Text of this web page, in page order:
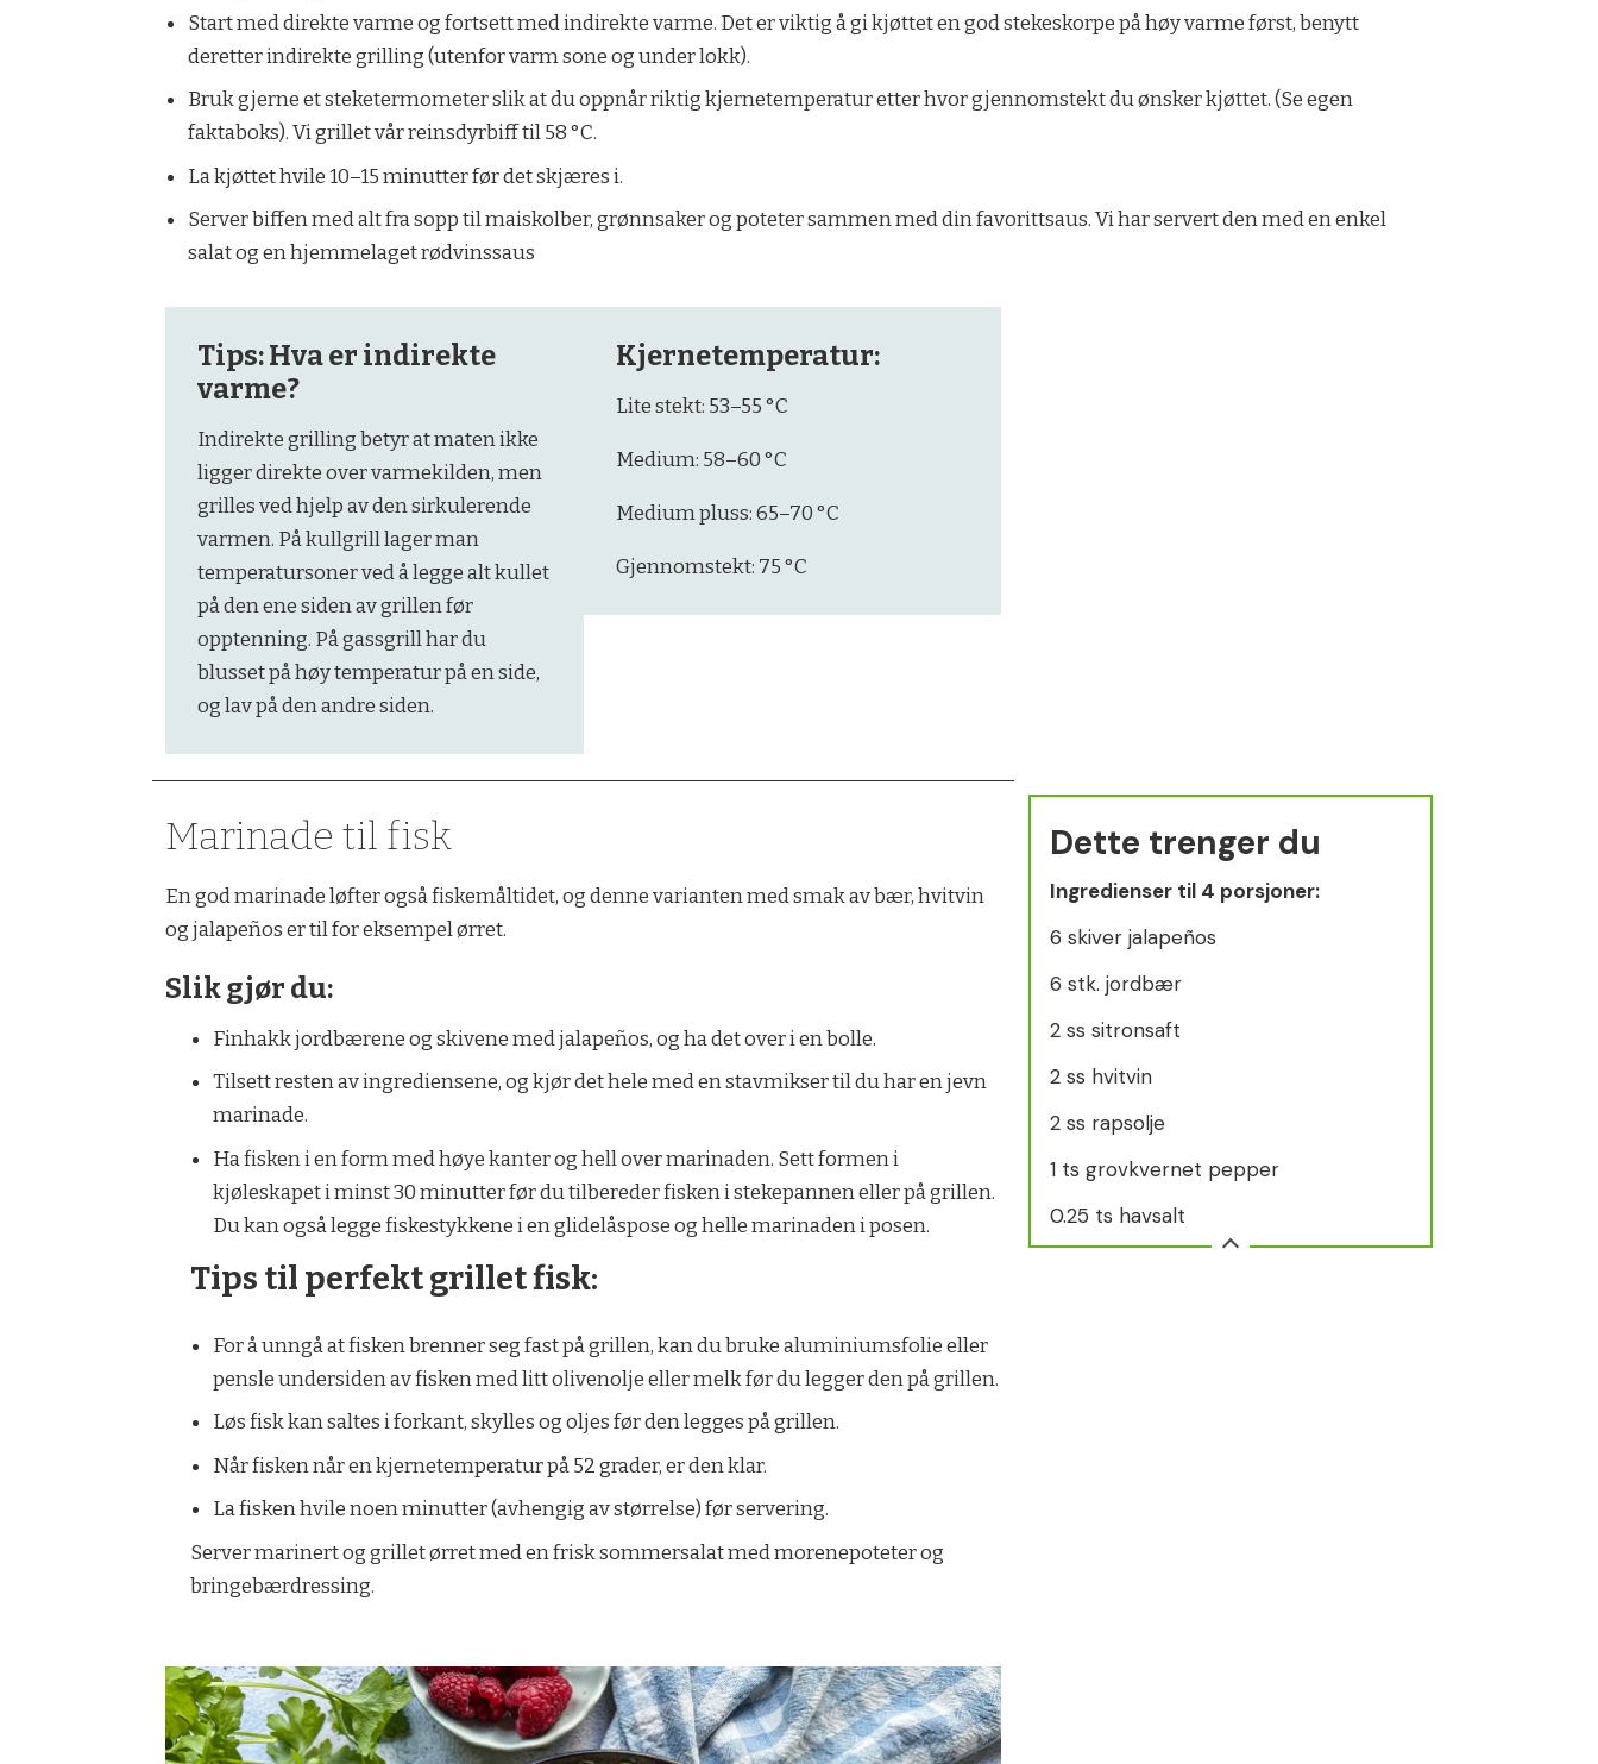
Start med direkte varme og fortsett med indirekte varme. Det er viktig å gi kjøttet en god stekeskorpe på høy varme først, benytt
deretter indirekte grilling (utenfor varm sone og under lokk).
Bruk gjerne et steketermometer slik at du oppnår riktig kjernetemperatur etter hvor gjennomstekt du ønsker kjøttet. (Se egen
faktaboks). Vi grillet vår reinsdyrbiff til 58 °C.
La kjøttet hvile 10–15 minutter før det skjæres i.
Server biffen med alt fra sopp til maiskolber, grønnsaker og poteter sammen med din favorittsaus. Vi har servert den med en enkel
salat og en hjemmelaget rødvinssaus
Tips: Hva er indirekte
varme?
Indirekte grilling betyr at maten ikke
ligger direkte over varmekilden, men
grilles ved hjelp av den sirkulerende
varmen. På kullgrill lager man
temperatursoner ved å legge alt kullet
på den ene siden av grillen før
opptenning. På gassgrill har du
blusset på høy temperatur på en side,
og lav på den andre siden.
Kjernetemperatur:
Lite stekt: 53–55 °C
Medium: 58–60 °C
Medium pluss: 65–70 °C
Gjennomstekt: 75 °C
Marinade til fisk
En god marinade løfter også fiskemåltidet, og denne varianten med smak av bær, hvitvin
og jalapeños er til for eksempel ørret.
Slik gjør du:
Finhakk jordbærene og skivene med jalapeños, og ha det over i en bolle.
Tilsett resten av ingrediensene, og kjør det hele med en stavmikser til du har en jevn
marinade.
Ha fisken i en form med høye kanter og hell over marinaden. Sett formen i
kjøleskapet i minst 30 minutter før du tilbereder fisken i stekepannen eller på grillen.
Du kan også legge fiskestykkene i en glidelåspose og helle marinaden i posen.
Tips til perfekt grillet fisk:
For å unngå at fisken brenner seg fast på grillen, kan du bruke aluminiumsfolie eller
pensle undersiden av fisken med litt olivenolje eller melk før du legger den på grillen.
Løs fisk kan saltes i forkant, skylles og oljes før den legges på grillen.
Når fisken når en kjernetemperatur på 52 grader, er den klar.
La fisken hvile noen minutter (avhengig av størrelse) før servering.
Server marinert og grillet ørret med en frisk sommersalat med morenepoteter og
bringebærdressing.
Dette trenger du
Ingredienser til 4 porsjoner:
6 skiver jalapeños
6 stk. jordbær
2 ss sitronsaft
2 ss hvitvin
2 ss rapsolje
1 ts grovkvernet pepper
0.25 ts havsalt